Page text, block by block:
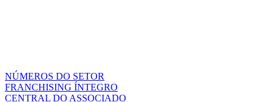
NÚMEROS DO SETOR
FRANCHISING ÍNTEGRO
CENTRAL DO ASSOCIADO